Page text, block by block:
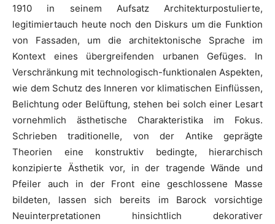
1910 in seinem Aufsatz Architekturpostulierte,
legitimiertauch heute noch den Diskurs um die Funktion
von Fassaden, um die architektonische Sprache im
Kontext eines übergreifenden urbanen Gefüges. In
Verschränkung mit technologisch-funktionalen Aspekten,
wie dem Schutz des Inneren vor klimatischen Einflüssen,
Belichtung oder Belüftung, stehen bei solch einer Lesart
vornehmlich ästhetische Charakteristika im Fokus.
Schrieben traditionelle, von der Antike geprägte
Theorien eine konstruktiv bedingte, hierarchisch
konzipierte Ästhetik vor, in der tragende Wände und
Pfeiler auch in der Front eine geschlossene Masse
bildeten, lassen sich bereits im Barock vorsichtige
Neuinterpretationen hinsichtlich dekorativer